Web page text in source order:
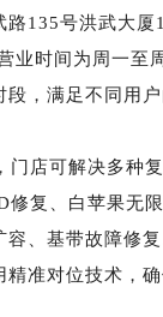
路135号洪武大厦
业时间为周一至
，满足不同用户
门店可解决多种
修复、白苹果无
、基带故障修
精准对位技术，